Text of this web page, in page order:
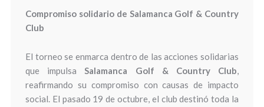
Compromiso solidario de Salamanca Golf & Country
Club
El torneo se enmarca dentro de las acciones solidarias
que impulsaSalamanca Golf & Country Club,
reafirmando su compromiso con causas de impacto
social. El pasado 19 de octubre, el club destinó toda la